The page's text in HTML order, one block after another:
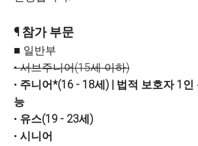
¶ 참가 부문
■ 일반부
• 서브주니어(15세 이하)
• 주니어*(16 - 18세) | 법적 보호자 1
능
• 유스(19 - 23세)
• 시니어